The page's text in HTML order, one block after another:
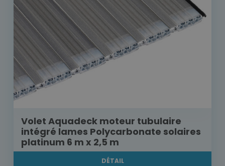
Volet Aquadeck moteur tubulaire
intégré lames Polycarbonate solaires
platinum 6 m x 2,5 m
DÉTAIL